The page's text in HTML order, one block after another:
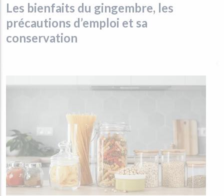
Les bienfaits du gingembre, les
précautions d’emploi et sa
conservation